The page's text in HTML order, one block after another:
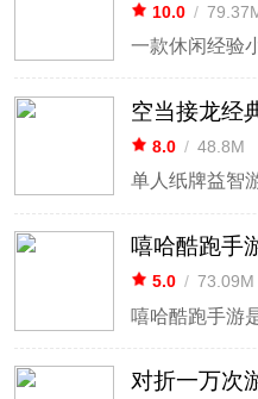
10.0 /
空当接龙经
8.0 / 48.8M
单人纸牌益智
嘻哈酷跑手
5.0 / 73.09M
对折一万次